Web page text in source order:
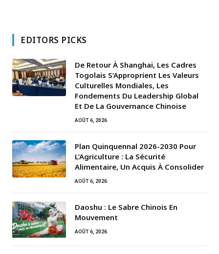
EDITORS PICKS
De Retour À Shanghai, Les Cadres
Togolais S’Approprient Les Valeurs
Culturelles Mondiales, Les
Fondements Du Leadership Global
Et De La Gouvernance Chinoise
AOÛT 6, 2026
Plan Quinquennal 2026-2030 Pour
L’Agriculture : La Sécurité
Alimentaire, Un Acquis À Consolider
AOÛT 6, 2026
Daoshu : Le Sabre Chinois En
Mouvement
AOÛT 6, 2026